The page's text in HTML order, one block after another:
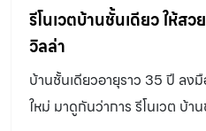
จากความชอบที่ผูกพันคือ บ้านไม้
บ้านไม้ และส่วนหนึ่งของแรงบัน
ยังเด็ก” บ้านไม้เก่าสืบทอดสู่เจ้
สำหรับคุณโสภณมี 2 แหล่ง คือ
รีโนเวตบ้านชั้นเดียว ให้สว
วิลล่า
บ้านชั้นเดียวอายุราว 35 ปี ลงมื
ใหม่ มาดูกันว่าการ รีโนเวต บ้า